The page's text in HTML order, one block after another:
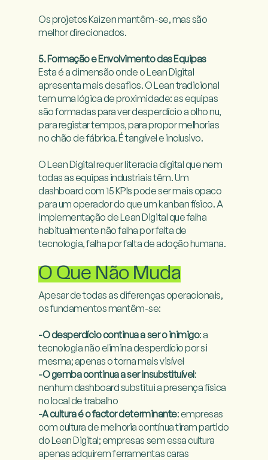
Os projetos Kaizen mantêm-se, mas são
melhor direcionados.
5. Formação e Envolvimento das Equipas
Esta é a dimensão onde o Lean Digital
apresenta mais desafios. O Lean tradicional
tem uma lógica de proximidade: as equipas
são formadas para ver desperdício a olho nu,
para registar tempos, para propor melhorias
no chão de fábrica. É tangível e inclusivo.
O Lean Digital requer literacia digital que nem
todas as equipas industriais têm. Um
dashboard com 15 KPIs pode ser mais opaco
para um operador do que um kanban físico. A
implementação de Lean Digital que falha
habitualmente não falha por falta de
tecnologia, falha por falta de adoção humana.
O Que Não Muda
Apesar de todas as diferenças operacionais,
os fundamentos mantêm-se:
-O desperdício continua a ser o inimigo: a
tecnologia não elimina desperdício por si
-O gemba continua a ser insubstituível:
nenhum dashboard substitui a presença física
-A cultura é o factor determinante: empresas
com cultura de melhoria contínua tiram partido
do Lean Digital; empresas sem essa cultura